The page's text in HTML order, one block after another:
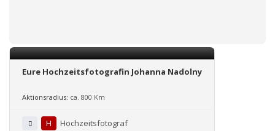
Eure Hochzeitsfotografin Johanna Nadolny
Aktionsradius: ca. 800 Km
H Hochzeitsfotograf